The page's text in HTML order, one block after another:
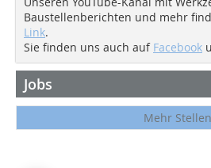
Baustellenberichten und mehr
Link.
Sie finden uns auch auf Facebook
Jobs
Mehr Stellen